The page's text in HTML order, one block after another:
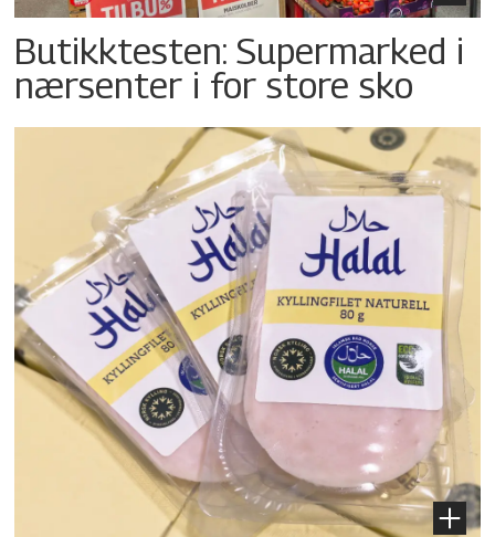
Butikktesten: Supermarked i
nærsenter i for store sko